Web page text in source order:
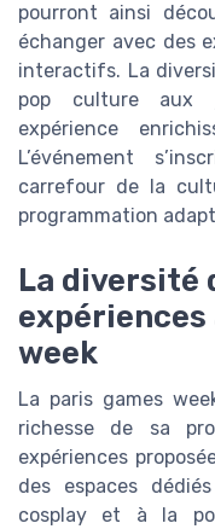
pourront ainsi
échanger avec des
interactifs. La
pop culture aux
expérience
L’événement
carrefour de la
programmation
La diversité
expériences
week
La paris games
richesse de sa
expériences
des espaces
cosplay et à la